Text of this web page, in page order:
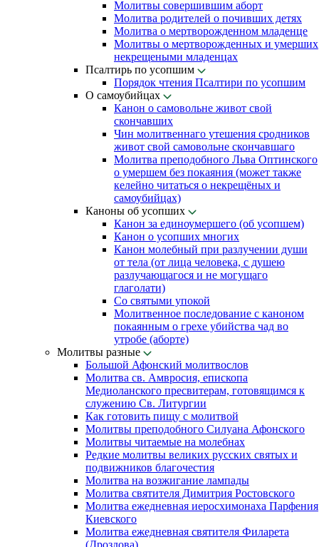
Молитвы совершившим аборт
Молитва родителей о почивших детях
Молитва о мертворожденном младенце
Молитвы о мертворожденных и умерших
некрещеными младенцах
Псалтирь по усопшим
Порядок чтения Псалтири по усопшим
О самоубийцах
Канон о самовольне живот свой
скончавших
Чин молитвеннаго утешения сродников
живот свой самовольне скончавшаго
Молитва преподобного Льва Оптинского
о умершем без покаяния (может также
келейно читаться о некрещёных и
самоубийцах)
Каноны об усопших
Канон за единоумершего (об усопшем)
Канон о усопших многих
Канон молебный при разлучении души
от тела (от лица человека, с душею
разлучающагося и не могущаго
глаголати)
Со святыми упокой
Молитвенное последование с каноном
покаянным о грехе убийства чад во
утробе (аборте)
Молитвы разные
Большой Афонский молитвослов
Молитва св. Амвросия, епископа
Медиоланского пресвитерам, готовящимся к
служению Св. Литургии
Как готовить пищу с молитвой
Молитвы преподобного Силуана Афонского
Молитвы читаемые на молебнах
Редкие молитвы великих русских святых и
подвижников благочестия
Молитва на возжигание лампады
Молитва святителя Димитрия Ростовского
Молитва ежедневная иеросхимонаха Парфения
Киевского
Молитва ежедневная святителя Филарета
(Дроздова)